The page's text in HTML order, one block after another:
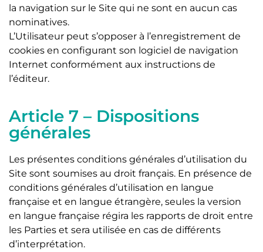
la navigation sur le Site qui ne sont en aucun cas
nominatives.
L’Utilisateur peut s’opposer à l’enregistrement de
cookies en configurant son logiciel de navigation
Internet conformément aux instructions de
l’éditeur.
Article 7 – Dispositions
générales
Les présentes conditions générales d’utilisation du
Site sont soumises au droit français. En présence de
conditions générales d’utilisation en langue
française et en langue étrangère, seules la version
en langue française régira les rapports de droit entre
les Parties et sera utilisée en cas de différents
d’interprétation.